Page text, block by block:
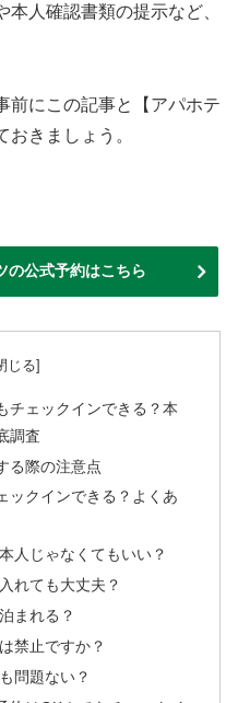
人確認書類の提示など、
前にこの記事と【アパホテ
きましょう。
の公式予約はこちら
チェックインできる？本
調査
る際の注意点
ックインできる？よくあ
人じゃなくてもいい？
れても大丈夫？
まれる？
禁止ですか？
問題ない？